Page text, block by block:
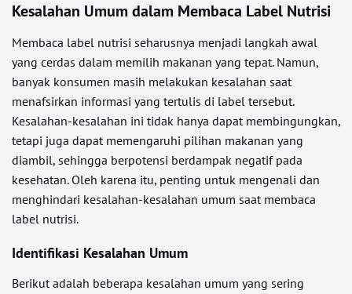
Kesalahan Umum dalam Membaca Label Nutrisi
Membaca label nutrisi seharusnya menjadi langkah awal
yang cerdas dalam memilih makanan yang tepat. Namun,
banyak konsumen masih melakukan kesalahan saat
menafsirkan informasi yang tertulis di label tersebut.
Kesalahan-kesalahan ini tidak hanya dapat membingungkan,
tetapi juga dapat memengaruhi pilihan makanan yang
diambil, sehingga berpotensi berdampak negatif pada
kesehatan. Oleh karena itu, penting untuk mengenali dan
menghindari kesalahan-kesalahan umum saat membaca
label nutrisi.
Identifikasi Kesalahan Umum
Berikut adalah beberapa kesalahan umum yang sering